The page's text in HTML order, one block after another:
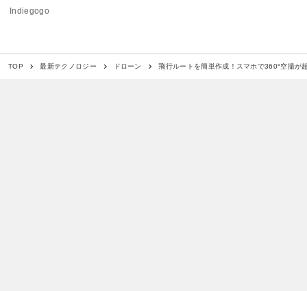
Indiegogo
TOP 最新テクノロジー ドローン 飛行ルートを簡単作成！スマホで360°空撮が